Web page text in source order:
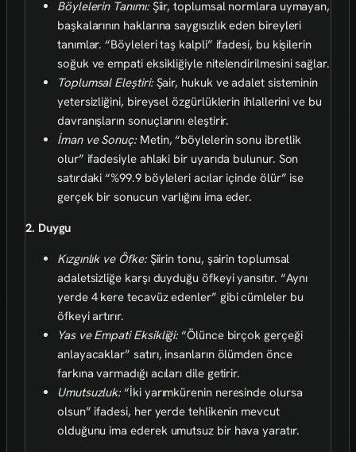
Böylelerin Tanımı:Şiir, toplumsal normlara uymayan,
başkalarının haklarına saygısızlık eden bireyleri
tanımlar. “Böyleleri taş kalpli” ifadesi, bu kişilerin
soğuk ve empati eksikliğiyle nitelendirilmesini sağlar.
Toplumsal Eleştiri:Şair, hukuk ve adalet sisteminin
yetersizliğini, bireysel özgürlüklerin ihlallerini ve bu
davranışların sonuçlarını eleştirir.
İman ve Sonuç:Metin, “böylelerin sonu ibretlik
olur” ifadesiyle ahlaki bir uyarıda bulunur. Son
satırdaki “%99.9 böyleleri acılar içinde ölür” ise
gerçek bir sonucun varlığını ima eder.
2. Duygu
Kızgınlık ve Öfke:Şiirin tonu, şairin toplumsal
adaletsizliğe karşı duyduğu öfkeyi yansıtır. “Aynı
yerde 4 kere tecavüz edenler” gibi cümleler bu
öfkeyi artırır.
Yas ve Empati Eksikliği:“Ölünce birçok gerçeği
anlayacaklar” satırı, insanların ölümden önce
farkına varmadığı acıları dile getirir.
Umutsuzluk:“İki yarımkürenin neresinde olursa
olsun” ifadesi, her yerde tehlikenin mevcut
olduğunu ima ederek umutsuz bir hava yaratır.